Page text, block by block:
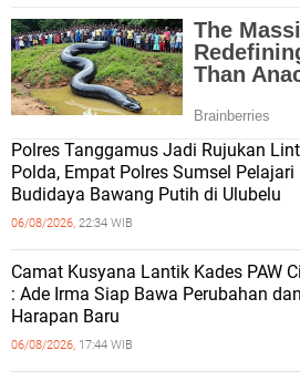
Polres Tanggamus Jadi Rujukan
Polda, Empat Polres Sumsel Pelajari
Budidaya Bawang Putih di Ulubelu
06/08/2026, 22:34 WIB
Camat Kusyana Lantik Kades PAW
: Ade Irma Siap Bawa Perubahan dan
Harapan Baru
06/08/2026, 17:44 WIB